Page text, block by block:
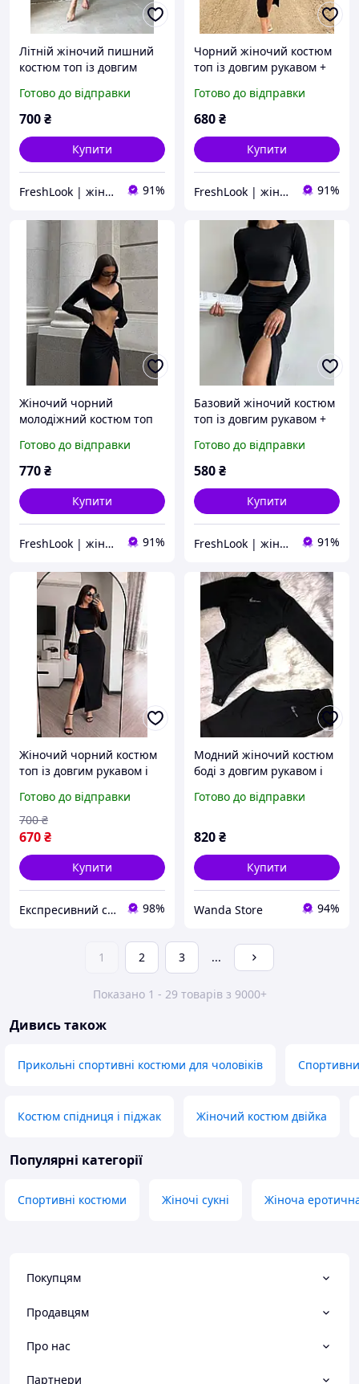
Літній жіночий пишний
костюм топ із довгим
воланами (чорний, білий,
фісташковий, пудровий)
Готово до відправки
700₴
Купити
FreshLook | жіночий одяг 91%
Чорний жіночий костюм
топ із довгим рукавом +
42, 44-46 розміри)
Готово до відправки
680₴
Купити
FreshLook | жіночий одяг 91%
Жіночий чорний
молодіжний костюм топ
із довгим рукавом
Готово до відправки
770₴
Купити
FreshLook | жіночий одяг 91%
Базовий жіночий костюм
топ із довгим рукавом +
(чорний, бежевий, синій,
сірий, зелений)
Готово до відправки
580₴
Купити
FreshLook | жіночий одяг 91%
Жіночий чорний костюм
топ із довгим рукавом і
крепдайвінг розмір 40-42
44-46
Готово до відправки
670₴
700 ₴
Купити
Експресивний стиль 98%
Модний жіночий костюм
боді з довгим рукавом і
резинці з принтом Nike із
M/L
Готово до відправки
820₴
Купити
Wanda Store 94%
1 2 3 ...
Показано 1 - 29 товарів з 9000+
Дивись також
Прикольні спортивні костюми для чоловіків
Костюм спідниця і піджак Жіночий костюм двійка
Популярні категорії
Спортивні костюми Жіночі сукні Жіноча
Покупцям
Продавцям
Про нас
Партнери